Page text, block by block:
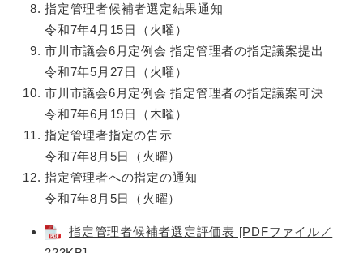
指定管理者候補者選定結果通知
令和7年4月15日（火曜）
市川市議会6月定例会 指定管理者の指定議案提出
令和7年5月27日（火曜）
市川市議会6月定例会 指定管理者の指定議案可決
令和7年6月19日（木曜）
指定管理者指定の告示
令和7年8月5日（火曜）
指定管理者への指定の通知
令和7年8月5日（火曜）
指定管理者候補者選定評価表 [PDFファイル／